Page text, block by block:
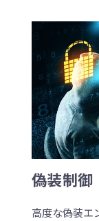
偽装制御
高度な偽装エ